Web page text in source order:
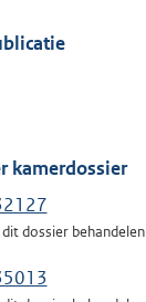
kamerdossier
dossier behandelen